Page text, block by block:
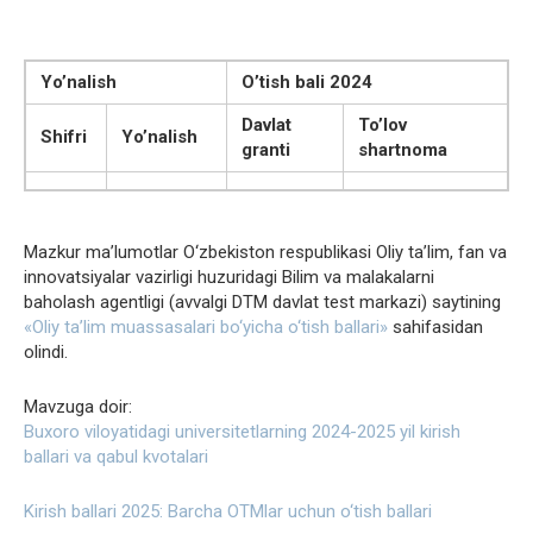
Yo’nalish O’tish bali 2024
Shifri Yo’nalish
Davlat
granti
To’lov
shartnoma
Mazkur ma’lumotlar O‘zbekiston respublikasi Oliy ta’lim, fan va
innovatsiyalar vazirligi huzuridagi Bilim va malakalarni
baholash agentligi (avvalgi DTM davlat test markazi) saytining
«Oliy ta’lim muassasalari bo‘yicha o‘tish ballari» sahifasidan
olindi.
Mavzuga doir:
Buxoro viloyatidagi universitetlarning 2024-2025 yil kirish
ballari va qabul kvotalari
Kirish ballari 2025: Barcha OTMlar uchun o‘tish ballari